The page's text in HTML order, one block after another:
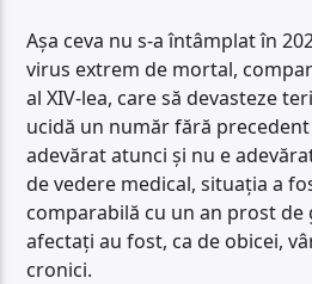
Așa ceva nu s-a întâmplat în
virus extrem de mortal,
al XIV-lea, care să devasteze
ucidă un număr fără
adevărat atunci și nu e
de vedere medical, situația a
comparabilă cu un an prost de
afectați au fost, ca de obicei,
cronici.